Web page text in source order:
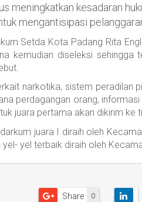
meningkatkan kesadaran
mengantisipasi
Setda Kota Padang Rita
kemudian diseleksi
narkotika, sistem peradilan
perdagangan orang,
juara pertama akan dikirim ke
juara I diraih oleh
yel terbaik diraih oleh
0
Share